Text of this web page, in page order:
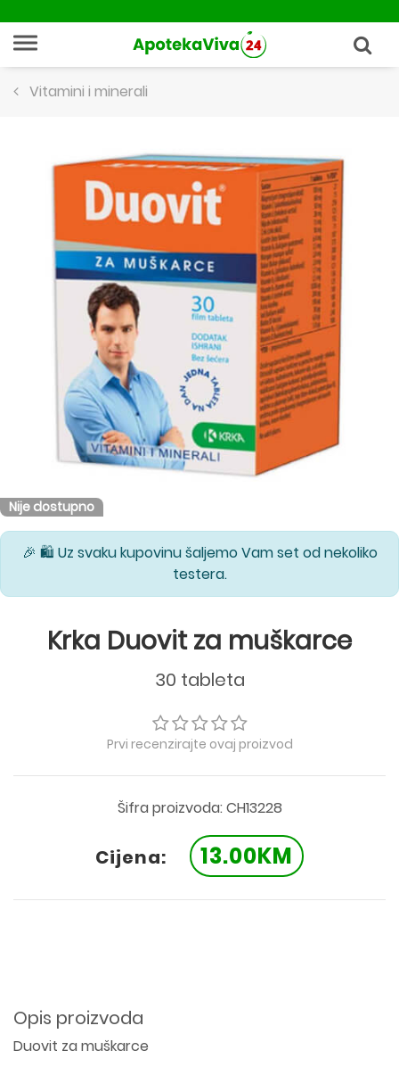
Vitamini i minerali
Nije dostupno
🎉 🛍️ Uz svaku kupovinu šaljemo Vam set od nekoliko
testera.
Krka Duovit za muškarce
30 tableta
Prvi recenzirajte ovaj proizvod
Šifra proizvoda: CH13228
Cijena: 13.00KM
Opis proizvoda
Duovit za muškarce